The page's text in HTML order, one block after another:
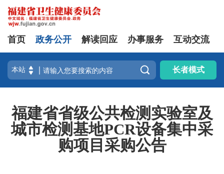
首页 政务公开 解读回应 办事服务 互动交流
 长者模式
福建省省级公共检测实验室及
城市检测基地PCR设备集中采
购项目采购公告